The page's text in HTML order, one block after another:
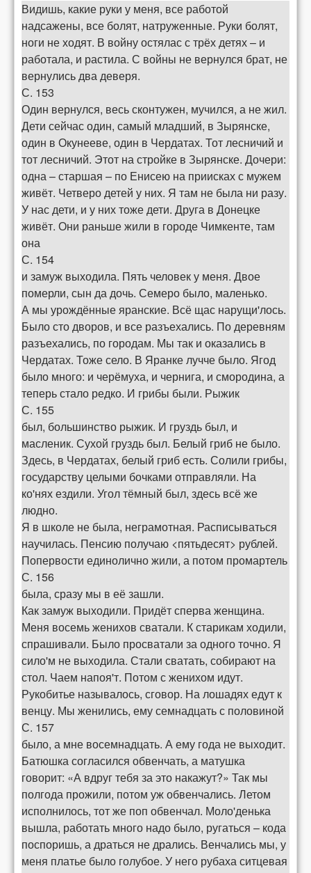
Видишь, какие руки у меня, все работой
надсажены, все болят, натруженные. Руки болят,
ноги не ходят. В войну остялас с трёх детях – и
работала, и растила. С войны не вернулся брат, не
вернулись два деверя.
С. 153
Один вернулся, весь сконтужен, мучился, а не жил.
Дети сейчас один, самый младший, в Зырянске,
один в Окунееве, один в Чердатах. Тот лесничий и
тот лесничий. Этот на стройке в Зырянске. Дочери:
одна – старшая – по Енисею на приисках с мужем
живёт. Четверо детей у них. Я там не была ни разу.
У нас дети, и у них тоже дети. Друга в Донецке
живёт. Они раньше жили в городе Чимкенте, там
она
С. 154
и замуж выходила. Пять человек у меня. Двое
померли, сын да дочь. Семеро было, маленько.
А мы урождённые яранские. Всё щас нарущи'лось.
Было сто дворов, и все разъехались. По деревням
разъехались, по городам. Мы так и оказались в
Чердатах. Тоже село. В Яранке лучче было. Ягод
было много: и черёмуха, и чернига, и смородина, а
теперь стало редко. И грибы были. Рыжик
С. 155
был, большинство рыжик. И груздь был, и
масленик. Сухой груздь был. Белый гриб не было.
Здесь, в Чердатах, белый гриб есть. Солили грибы,
государству целыми бочками отправляли. На
ко'нях ездили. Угол тёмный был, здесь всё же
людно.
Я в школе не была, неграмотная. Расписываться
научилась. Пенсию получаю <пятьдесят> рублей.
Попервости единолично жили, а потом промартель
С. 156
была, сразу мы в её зашли.
Как замуж выходили. Придёт сперва женщина.
Меня восемь женихов сватали. К старикам ходили,
спрашивали. Было просватали за одного точно. Я
сило'м не выходила. Стали сватать, собирают на
стол. Чаем напоя'т. Потом с женихом идут.
Рукобитье называлось, сговор. На лошадях едут к
венцу. Мы женились, ему семнадцать с половиной
С. 157
было, а мне восемнадцать. А ему года не выходит.
Батюшка согласился обвенчать, а матушка
говорит: «А вдруг тебя за это накажут?» Так мы
полгода прожили, потом уж обвенчались. Летом
исполнилось, тот же поп обвенчал. Моло'денька
вышла, работать много надо было, ругаться – кода
поспоришь, а драться не дрались. Венчались мы, у
меня платье было голубое. У него рубаха ситцевая